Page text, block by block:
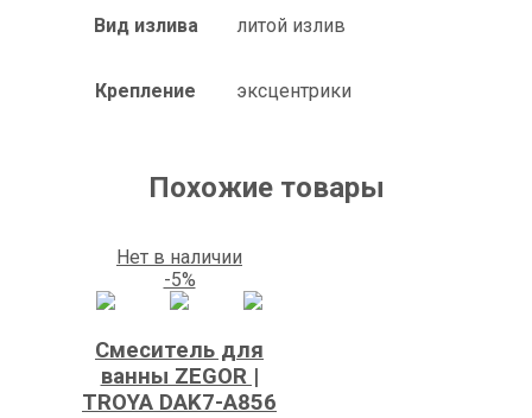
Вид излива литой излив
Крепление эксцентрики
Похожие товары
Нет в наличии
-5%
Смеситель для
ванны ZEGOR |
TROYA DAK7-А856